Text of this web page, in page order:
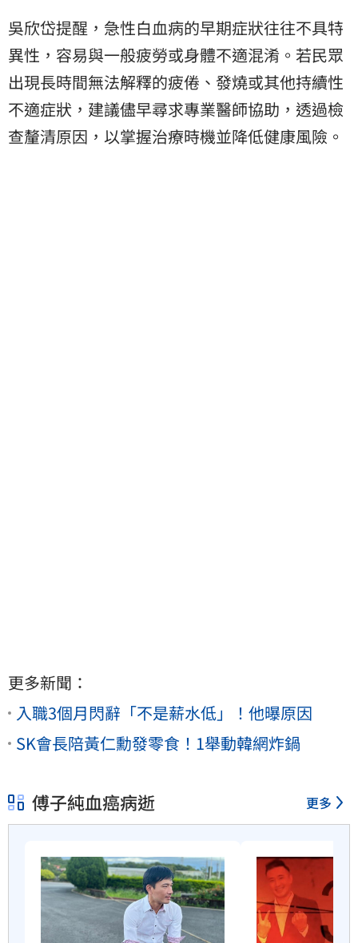
吳欣岱提醒，急性白血病的早期症狀往往不具特
異性，容易與一般疲勞或身體不適混淆。若民眾
出現長時間無法解釋的疲倦、發燒或其他持續性
不適症狀，建議儘早尋求專業醫師協助，透過檢
查釐清原因，以掌握治療時機並降低健康風險。
更多新聞：
入職3個月閃辭「不是薪水低」！他曝原因
SK會長陪黃仁勳發零食！1舉動韓網炸鍋
傅子純血癌病逝 更多